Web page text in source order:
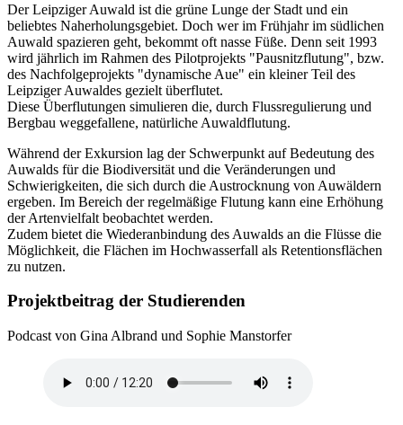
Der Leipziger Auwald ist die grüne Lunge der Stadt und ein
beliebtes Naherholungsgebiet. Doch wer im Frühjahr im südlichen
Auwald spazieren geht, bekommt oft nasse Füße. Denn seit 1993
wird jährlich im Rahmen des Pilotprojekts "Pausnitzflutung", bzw.
des Nachfolgeprojekts "dynamische Aue" ein kleiner Teil des
Leipziger Auwaldes gezielt überflutet.
Diese Überflutungen simulieren die, durch Flussregulierung und
Bergbau weggefallene, natürliche Auwaldflutung.
Während der Exkursion lag der Schwerpunkt auf Bedeutung des
Auwalds für die Biodiversität und die Veränderungen und
Schwierigkeiten, die sich durch die Austrocknung von Auwäldern
ergeben. Im Bereich der regelmäßige Flutung kann eine Erhöhung
der Artenvielfalt beobachtet werden.
Zudem bietet die Wiederanbindung des Auwalds an die Flüsse die
Möglichkeit, die Flächen im Hochwasserfall als Retentionsflächen
zu nutzen.
Projektbeitrag der Studierenden
Podcast von Gina Albrand und Sophie Manstorfer